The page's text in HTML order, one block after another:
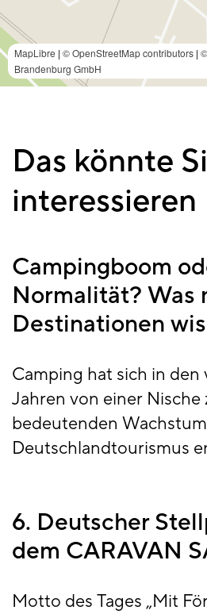
MapLibre | © OpenStreetMap contributors |
Brandenburg GmbH
Das könnte
interessieren
Campingboom
Normalität? Was
Destinationen
Camping hat sich in den
Jahren von einer Nische
bedeutenden
Deutschlandtourismus
6. Deutscher
dem CARAVAN
Motto des Tages „Mit